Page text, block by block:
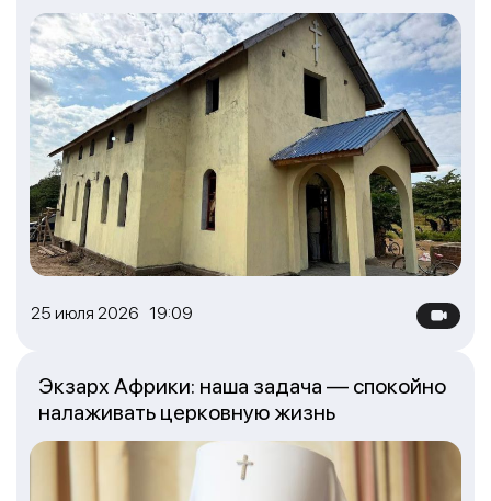
25 июля 2026 19:09
Экзарх Африки: наша задача — спокойно
налаживать церковную жизнь